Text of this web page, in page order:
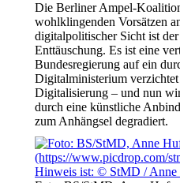
Die Berliner Ampel-
wohlklingenden Vorsätzen
digitalpolitischer Sicht ist
Enttäuschung. Es ist eine
Bundesregierung auf ein
Digitalministerium
Digitalisierung – und nun
durch eine künstliche
zum Anhängsel degradiert.